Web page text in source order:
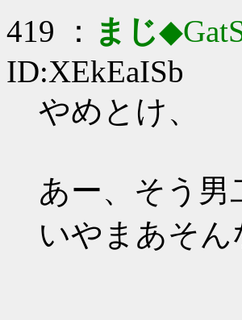
419 ： まじ
ID:XEkEaISb
やめとけ、
あー、そう
いやまあそん